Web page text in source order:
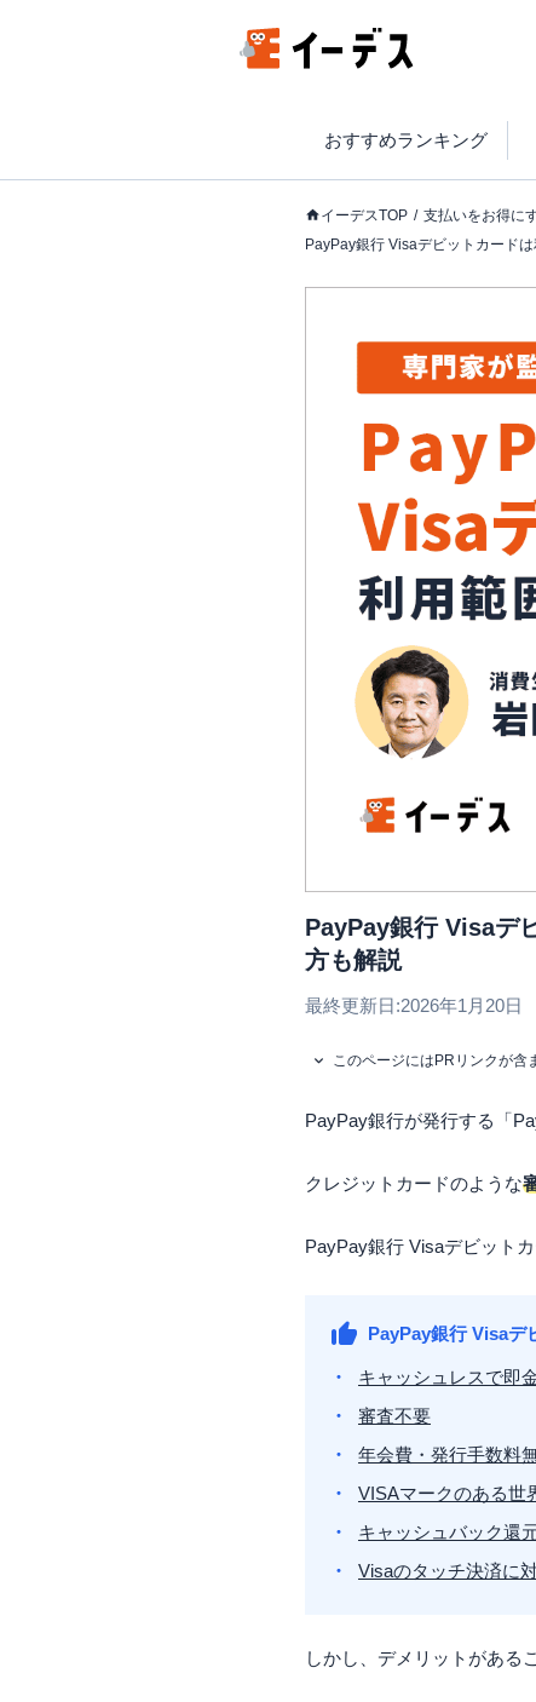
おすすめランキング
イーデスTOP 支払いをお得に
PayPay銀行 Visaデビットカード
PayPay銀行 Visaデ
方も解説
最終更新日:2026年1月20日
このページにはPRリンクが含
PayPay銀行が発行する「
クレジットカードのような
PayPay銀行 Visaデビット
PayPay銀行 Visaデ
キャッシュレスで即
審査不要
年会費・発行手数料
VISAマークのある世
キャッシュバック還
Visaのタッチ決済に
しかし、デメリットがある